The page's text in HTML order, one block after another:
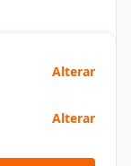
Alterar
Alterar